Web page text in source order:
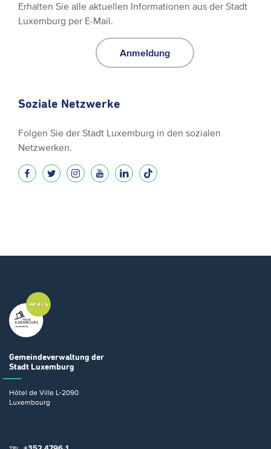
Erhalten Sie alle aktuellen Informationen aus der Stadt
Luxemburg per E-Mail.
Anmeldung
Soziale Netzwerke
Folgen Sie der Stadt Luxemburg in den sozialen
Netzwerken.
Gemeindeverwaltung der
Stadt Luxemburg
Hôtel de Ville L-2090
Luxembourg